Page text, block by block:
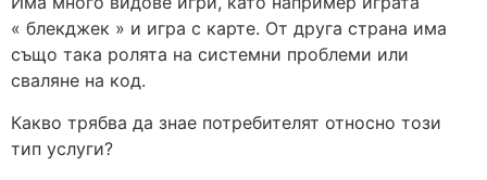
« блекджек » и игра с карте. От друга страна има
също така ролята на системни проблеми или
сваляне на код.
Какво трябва да знае потребителят относно този
тип услуги?